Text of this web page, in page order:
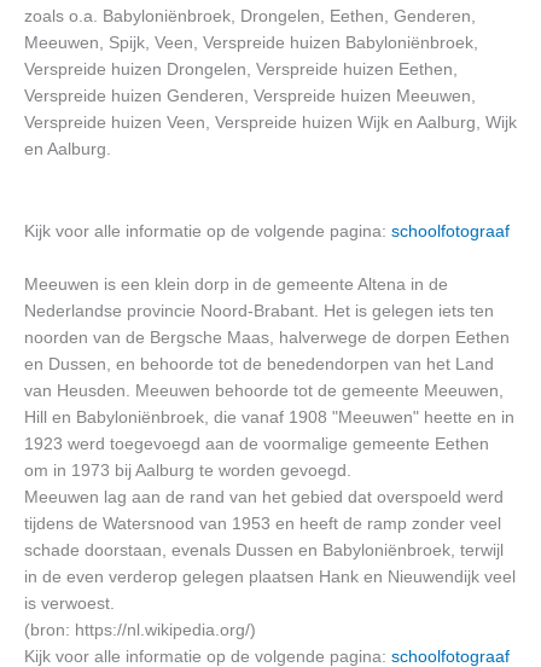
zoals o.a. Babyloniënbroek, Drongelen, Eethen, Genderen,
Meeuwen, Spijk, Veen, Verspreide huizen Babyloniënbroek,
Verspreide huizen Drongelen, Verspreide huizen Eethen,
Verspreide huizen Genderen, Verspreide huizen Meeuwen,
Verspreide huizen Veen, Verspreide huizen Wijk en Aalburg, Wijk
en Aalburg.
Kijk voor alle informatie op de volgende pagina: schoolfotograaf
Meeuwen is een klein dorp in de gemeente Altena in de
Nederlandse provincie Noord-Brabant. Het is gelegen iets ten
noorden van de Bergsche Maas, halverwege de dorpen Eethen
en Dussen, en behoorde tot de benedendorpen van het Land
van Heusden. Meeuwen behoorde tot de gemeente Meeuwen,
Hill en Babyloniënbroek, die vanaf 1908 "Meeuwen" heette en in
1923 werd toegevoegd aan de voormalige gemeente Eethen
om in 1973 bij Aalburg te worden gevoegd.
Meeuwen lag aan de rand van het gebied dat overspoeld werd
tijdens de Watersnood van 1953 en heeft de ramp zonder veel
schade doorstaan, evenals Dussen en Babyloniënbroek, terwijl
in de even verderop gelegen plaatsen Hank en Nieuwendijk veel
is verwoest.
(bron: https://nl.wikipedia.org/)
Kijk voor alle informatie op de volgende pagina: schoolfotograaf